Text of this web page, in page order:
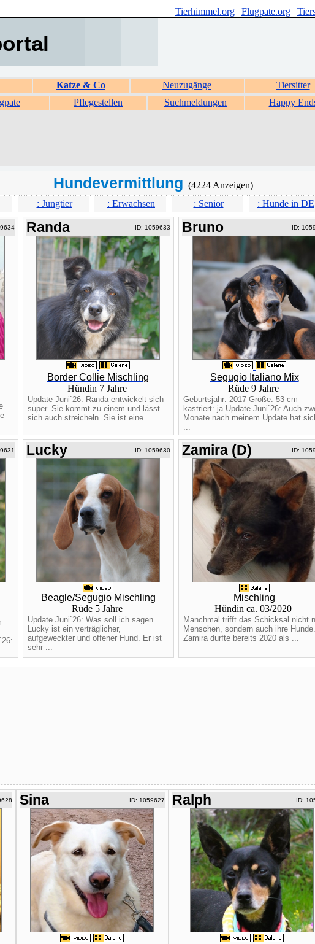
Tierhimmel.org | Flugpate.org |
Katze & Co Neuzugänge Tiersitter
Pflegestellen Suchmeldungen Happy
Hundevermittlung (4224 Anzeigen)
: Jungtier : Erwachsen : Senior : Hunde in DE
Randa ID: 1059633
Border Collie Mischling
Hündin 7 Jahre
Update Juni`26: Randa entwickelt sich
super. Sie kommt zu einem und lässt
sich auch streicheln. Sie ist eine ...
Bruno ID:
Segugio Italiano Mix
Rüde 9 Jahre
Geburtsjahr: 2017 Größe: 53 cm
kastriert: ja Update Juni`26: Auch
Monate nach meinem Update hat
...
Lucky ID: 1059630
Beagle/Segugio Mischling
Rüde 5 Jahre
Update Juni`26: Was soll ich sagen.
Lucky ist ein verträglicher,
aufgeweckter und offener Hund. Er ist
sehr ...
Zamira (D) ID:
Mischling
Hündin ca. 03/2020
Manchmal trifft das Schicksal nicht
Menschen, sondern auch ihre Hunde.
Zamira durfte bereits 2020 als ...
Sina ID: 1059627 Ralph ID: